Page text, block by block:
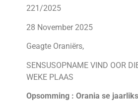
221/2025
28 November 2025
Geagte Oraniërs,
SENSUSOPNAME VIND OOR
WEKE PLAAS
Opsomming : Orania se